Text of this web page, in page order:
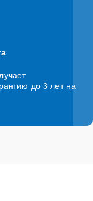
до 3 лет на